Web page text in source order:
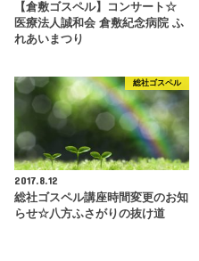
【倉敷ゴスペル】コンサート☆
医療法人誠和会 倉敷紀念病院 ふ
れあいまつり
総社ゴスペル
2017.8.12
総社ゴスペル講座時間変更のお知
らせ☆八方ふさがりの抜け道